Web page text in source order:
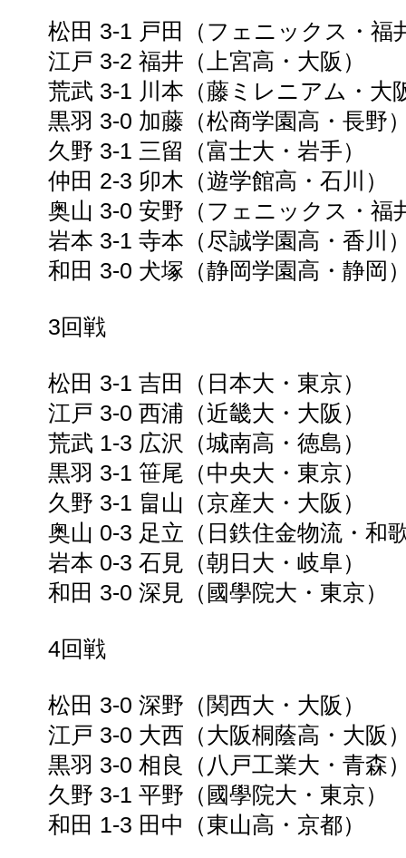
松田 3-1 戸田（フェニックス・福
江戸 3-2 福井（上宮高・大阪）
荒武 3-1 川本（藤ミレニアム・大
黒羽 3-0 加藤（松商学園高・長野
久野 3-1 三留（富士大・岩手）
仲田 2-3 卯木（遊学館高・石川）
奥山 3-0 安野（フェニックス・福
岩本 3-1 寺本（尽誠学園高・香川
和田 3-0 犬塚（静岡学園高・静岡
3回戦
松田 3-1 吉田（日本大・東京）
江戸 3-0 西浦（近畿大・大阪）
荒武 1-3 広沢（城南高・徳島）
黒羽 3-1 笹尾（中央大・東京）
久野 3-1 畠山（京産大・大阪）
奥山 0-3 足立（日鉄住金物流・和
岩本 0-3 石見（朝日大・岐阜）
和田 3-0 深見（國學院大・東京）
4回戦
松田 3-0 深野（関西大・大阪）
江戸 3-0 大西（大阪桐蔭高・大阪
黒羽 3-0 相良（八戸工業大・青森
久野 3-1 平野（國學院大・東京）
和田 1-3 田中（東山高・京都）